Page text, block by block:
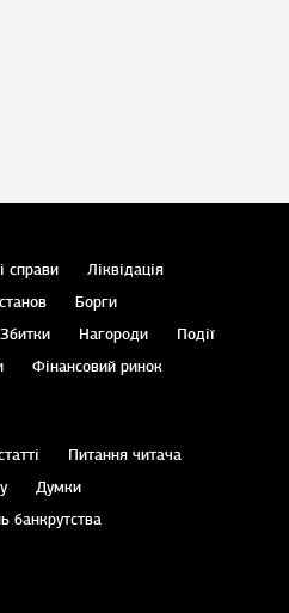
справи
Ліквідація
Борги
Збитки Нагороди
Події
Фінансовий ринок
Питання читача
Думки
банкрутства